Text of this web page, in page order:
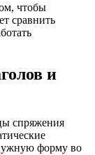
чтобы
сравнить
и
спряжения
форму во